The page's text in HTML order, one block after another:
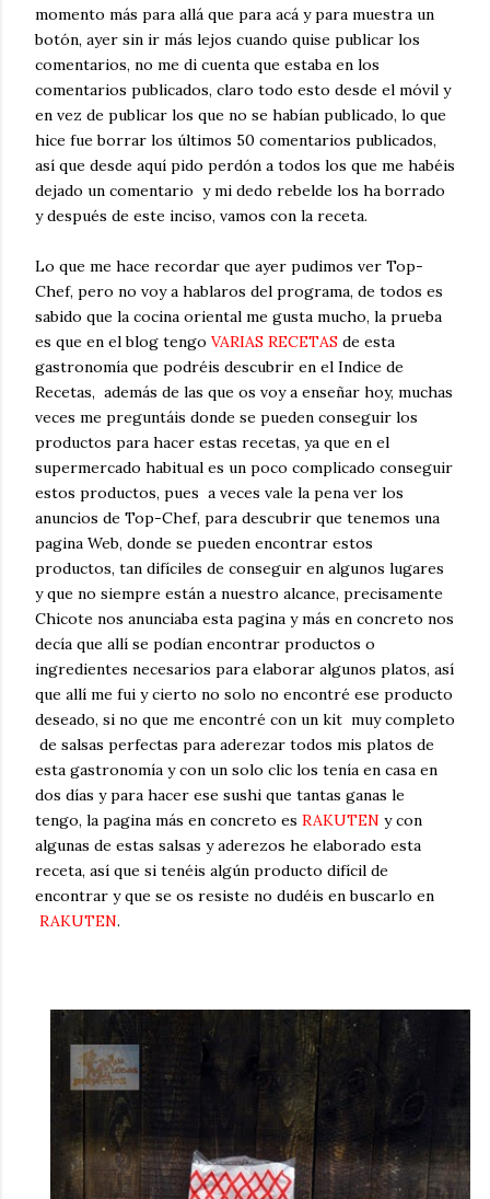
revolucionaria, transformaremos un ingrediente tan
humilde como la alubia de La Bañeza en un snack ligero,
dorado, cargado de proteína y 100% natural. Es el
sustituto perfecto a los frutos se...
momento más para allá que para acá y para muestra un
botón, ayer sin ir más lejos cuando quise publicar los
comentarios, no me di cuenta que estaba en los
comentarios publicados, claro todo esto desde el móvil y
en vez de publicar los que no se habían publicado, lo que
hice fue borrar los últimos 50 comentarios publicados,
así que desde aquí pido perdón a todos los que me habéis
dejado un comentario y mi dedo rebelde los ha borrado
y después de este inciso, vamos con la receta.
Lo que me hace recordar que ayer pudimos ver Top-
Chef, pero no voy a hablaros del programa, de todos es
sabido que la cocina oriental me gusta mucho, la prueba
es que en el blog tengo VARIAS RECETAS de esta
gastronomía que podréis descubrir en el Indice de
Recetas, además de las que os voy a enseñar hoy, muchas
veces me preguntáis donde se pueden conseguir los
productos para hacer estas recetas, ya que en el
supermercado habitual es un poco complicado conseguir
estos productos, pues a veces vale la pena ver los
anuncios de Top-Chef, para descubrir que tenemos una
pagina Web, donde se pueden encontrar estos
productos, tan difíciles de conseguir en algunos lugares
y que no siempre están a nuestro alcance, precisamente
Chicote nos anunciaba esta pagina y más en concreto nos
decía que allí se podían encontrar productos o
ingredientes necesarios para elaborar algunos platos, así
que allí me fui y cierto no solo no encontré ese producto
deseado, si no que me encontré con un kit muy completo
de salsas perfectas para aderezar todos mis platos de
esta gastronomía y con un solo clic los tenía en casa en
dos días y para hacer ese sushi que tantas ganas le
tengo, la pagina más en concreto es RAKUTEN y con
algunas de estas salsas y aderezos he elaborado esta
receta, así que si tenéis algún producto difícil de
encontrar y que se os resiste no dudéis en buscarlo en
RAKUTEN.